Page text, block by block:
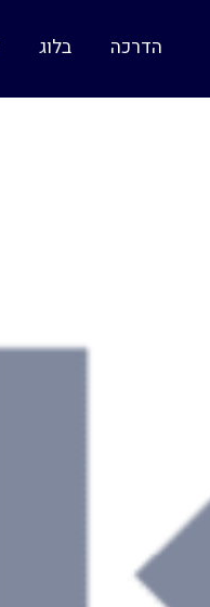
הדרכה בלוג